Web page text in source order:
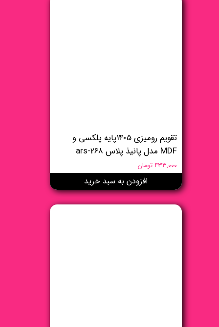
تقویم رومیزی 1405پایه پلکسی و
MDF مدل پانیذ پلاس ars-268
۴۳۳,۰۰۰ تومان
افزودن به سبد خرید